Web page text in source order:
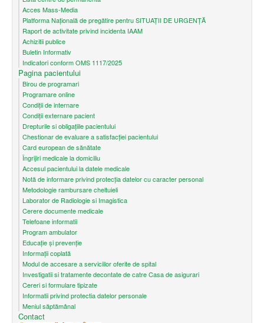
Acces Mass-Media
Platforma Națională de pregătire pentru SITUAȚII DE URGENȚĂ
Raport de activitate privind incidenta IAAM
Achizitii publice
Buletin Informativ
Indicatori conform OMS 1117/2025
Pagina pacientului
Birou de programari
Programare online
Condiţii de internare
Condiții externare pacient
Drepturile si obligațiile pacientului
Chestionar de evaluare a satisfacției pacientului
Card european de sănătate
Îngrijiri medicale la domiciliu
Accesul pacientului la datele medicale
Notă de informare privind protecţia datelor cu caracter personal
Metodologie rambursare cheltuieli
Laborator de Radiologie si Imagistica
Cerere documente medicale
Telefoane informatii
Program ambulator
Educație și prevenție
Informații coplată
Modul de accesare a serviciilor oferite de spital
Investigatii si tratamente decontate de catre Casa de asigurari
Cereri si formulare tipizate
Informatii privind protectia datelor personale
Meniul săptămânal
Contact